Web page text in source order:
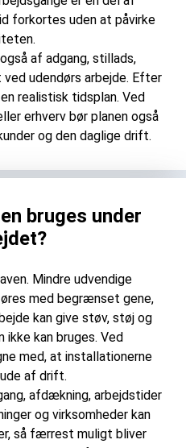
forkortes uden at påvirke
af adgang, stillads,
udendørs arbejde. Efter
realistisk tidsplan. Ved
erhverv bør planen også
og den daglige drift.
bruges under
Mindre udvendige
med begrænset gene,
kan give støv, støj og
ikke kan bruges. Ved
med, at installationerne
af drift.
afdækning, arbejdstider
og virksomheder kan
så færrest muligt bliver